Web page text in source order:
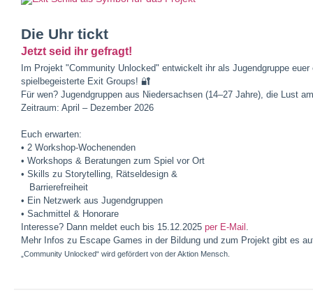
Die Uhr tickt
Jetzt seid ihr gefragt!
Im Projekt "Community Unlocked" entwickelt ihr als Jugendgruppe
spielbegeisterte Exit Groups! 🔐
Für wen? Jugendgruppen aus Niedersachsen (14–27 Jahre), die Lust
Zeitraum: April – Dezember 2026
Euch erwarten:
• 2 Workshop-Wochenenden
• Workshops & Beratungen zum Spiel vor Ort
• Skills zu Storytelling, Rätseldesign &
Barrierefreiheit
• Ein Netzwerk aus Jugendgruppen
• Sachmittel & Honorare
Interesse? Dann meldet euch bis 15.12.2025 per E-Mail .
Mehr Infos zu Escape Games in der Bildung und zum Projekt gibt es
„Community Unlocked“ wird gefördert von der Aktion Mensch.